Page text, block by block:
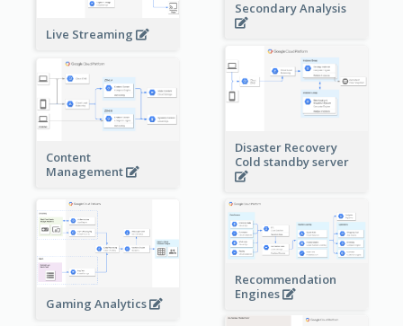
Secondary Analysis
Live Streaming
Disaster Recovery
Cold standby server
Content
Management
Gaming Analytics
Recommendation
Engines